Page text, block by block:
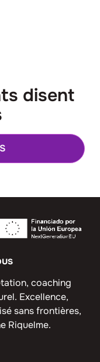
disent
coaching
Excellence,
sans frontières,
Riquelme.